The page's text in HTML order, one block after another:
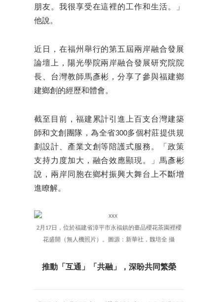
朋友。我很享受在這裡的工作和生活。」
他說。
近日，在福州舉行的第五屆兩岸融合發展
論壇上，陽光學院兩岸融合發展研究院院
長、台灣教師馬彥彬，分享了參與福建鄉
建鄉創的經歷和體會。
截至目前，福建累計引進上百支台灣建築
師和文創團隊，為全省300多個村莊提供規
劃設計、產業文創等陪護式服務。「政策
支持力度加大，融合效應顯現。」馬彥彬
說，兩岸同胞在鄉村振興大舞台上不斷增
進瞭解。
2月17日，位於福建省漳平市永福鎮的臺品櫻花茶園裡櫻
花盛開（無人機照片）。圖源：新華社，魏培全 攝
推動「互通」「共融」，深盼共同繁榮